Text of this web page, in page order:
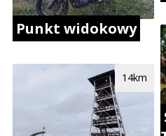
Punkt widokowy
14km